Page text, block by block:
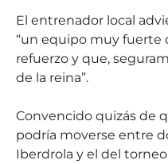
El entrenador local
“un equipo muy fuerte
refuerzo y que,
de la reina”.
Convencido quizás de
podría moverse entre
Iberdrola y el del